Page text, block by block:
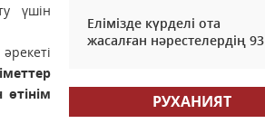
үшін
өтінім
Елімізде күрделі ота
жасалған нәрестелердің 93
06 тамыз 2026 ж. 86
РУХАНИЯТ